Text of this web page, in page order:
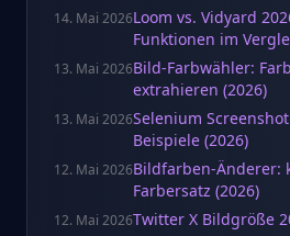
14. Mai 2026Loom vs. Vidyard
Funktionen im
13. Mai 2026Bild-Farbwähler:
extrahieren (2026)
13. Mai 2026Selenium
Beispiele (2026)
12. Mai 2026Bildfarben-Änderer:
Farbersatz (2026)
12. Mai 2026Twitter X Bildgröße